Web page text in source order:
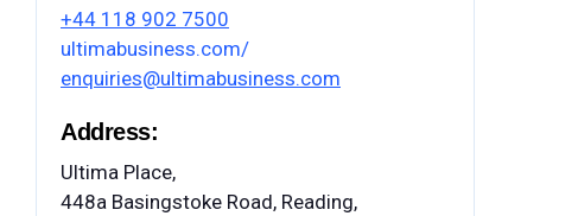
+44 118 902 7500
ultimabusiness.com/
enquiries@ultimabusiness.com
Address:
Ultima Place,
448a Basingstoke Road, Reading,